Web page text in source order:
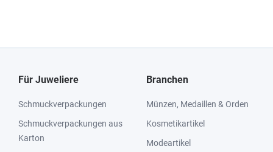
Für Juweliere
Schmuckverpackungen
Schmuckverpackungen aus
Karton
Branchen
Münzen, Medaillen & Orden
Kosmetikartikel
Modeartikel